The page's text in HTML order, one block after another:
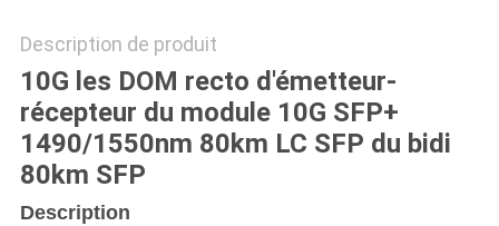
Description de produit
10G les DOM recto d'émetteur-
récepteur du module 10G SFP+
1490/1550nm 80km LC SFP du bidi
80km SFP
Description